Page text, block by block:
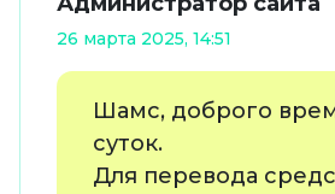
26 марта 2025, 14:51
Шамс, доброго
суток.
Для перевода